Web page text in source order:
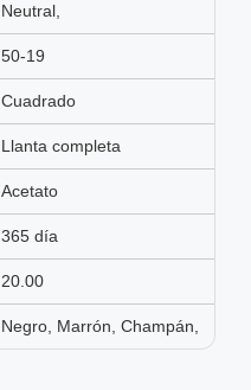
Neutral,
50-19
Cuadrado
Llanta completa
Acetato
365 día
20.00
Negro, Marrón, Champán,